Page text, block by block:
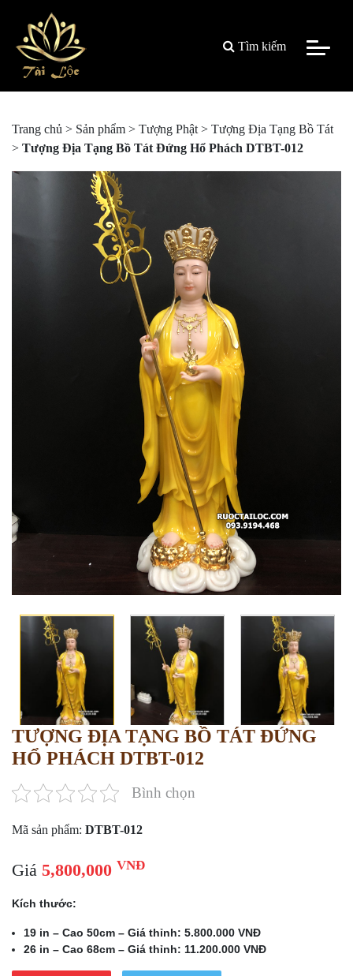
Tìm kiếm
Trang chủ > Sản phẩm > Tượng Phật > Tượng Địa Tạng Bồ Tát
> Tượng Địa Tạng Bồ Tát Đứng Hổ Phách DTBT-012
TƯỢNG ĐỊA TẠNG BỒ TÁT ĐỨNG
HỔ PHÁCH DTBT-012
Bình chọn
Mã sản phẩm: DTBT-012
Giá 5,800,000 VNĐ
Kích thước:
19 in – Cao 50cm – Giá thỉnh: 5.800.000 VNĐ
26 in – Cao 68cm – Giá thỉnh: 11.200.000 VNĐ